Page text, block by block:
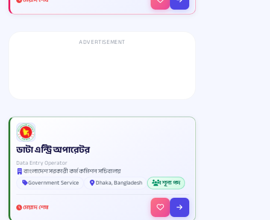
ADVERTISEMENT
ডাটা এন্ট্রি অপারেটর
Data Entry Operator
বাংলাদেশ সরকারী কর্ম কমিশন সচিবালয়
Government Service
Dhaka, Bangladesh 1 শূন্য পদ
মেয়াদ শেষ